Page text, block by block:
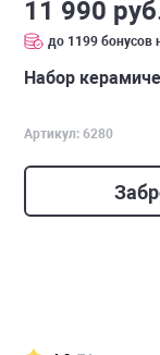
11 990
до 1199 бонусов
Набор
Артикул: 6280